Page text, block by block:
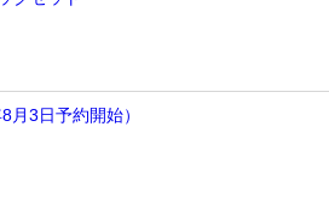
月3日予約開始）